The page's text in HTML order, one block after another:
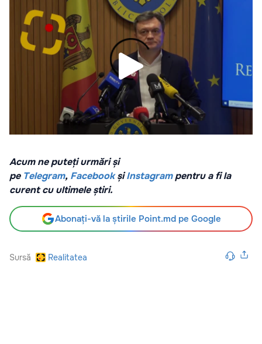
Acum ne puteți urmări și
pe Telegram, FacebookșiInstagrampentru a fi la
curent cu ultimele știri.
Abonați-vă la știrile Point.md pe Google
Sursă Realitatea